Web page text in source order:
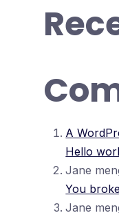
A
Hello
Jane
You
Jane